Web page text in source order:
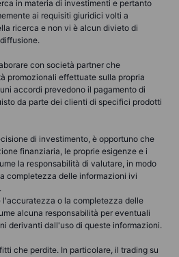
in materia di investimenti e pertanto
ai requisiti giuridici volti a
ricerca e non vi è alcun divieto di
con società partner che
promozionali effettuate sulla propria
accordi prevedono il pagamento di
da parte dei clienti di specifici prodotti
di investimento, è opportuno che
finanziaria, le proprie esigenze e i
la responsabilità di valutare, in modo
completezza delle informazioni ivi
l'accuratezza o la completezza delle
alcuna responsabilità per eventuali
derivanti dall'uso di queste informazioni.
che perdite. In particolare, il trading su